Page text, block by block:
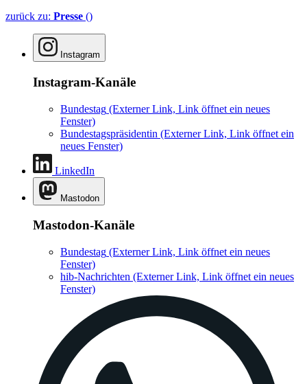
zurück zu: Presse ()
Instagram
Instagram-Kanäle
Bundestag (Externer Link, Link öffnet ein neues
Fenster)
Bundestagspräsidentin (Externer Link, Link öffnet ein
neues Fenster)
LinkedIn
Mastodon
Mastodon-Kanäle
Bundestag (Externer Link, Link öffnet ein neues
Fenster)
hib-Nachrichten (Externer Link, Link öffnet ein neues
Fenster)